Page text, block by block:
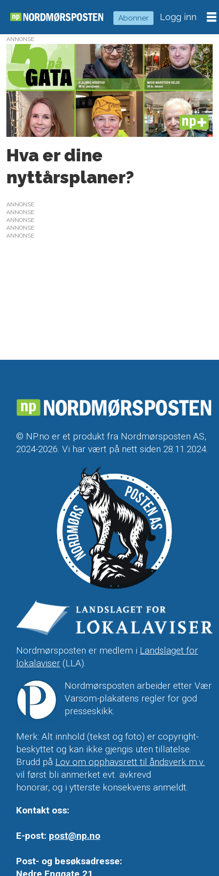
Abonner Logg inn
Tag:
nyttårsforsetter
ANNONSE
PLUS
Hva er dine
nyttårsplaner?
ANNONSE
ANNONSE
ANNONSE
ANNONSE
ANNONSE
© NP.no er et produkt fra Nordmørsposten AS,
2024-2026. Vi har vært på nett siden 28.11.2024.
Nordmørsposten er medlem i Landslaget for
lokalaviser (LLA).
Nordmørsposten arbeider etter Vær
Varsom-plakatens regler for god
presseskikk.
Merk: Alt innhold (tekst og foto) er copyright-
beskyttet og kan ikke gjengis uten tillatelse.
Brudd på Lov om opphavsrett til åndsverk m.v.
vil først bli anmerket evt. avkrevd
honorar, og i ytterste konsekvens anmeldt.
Kontakt oss:
E-post: post@np.no
Post- og besøksadresse: